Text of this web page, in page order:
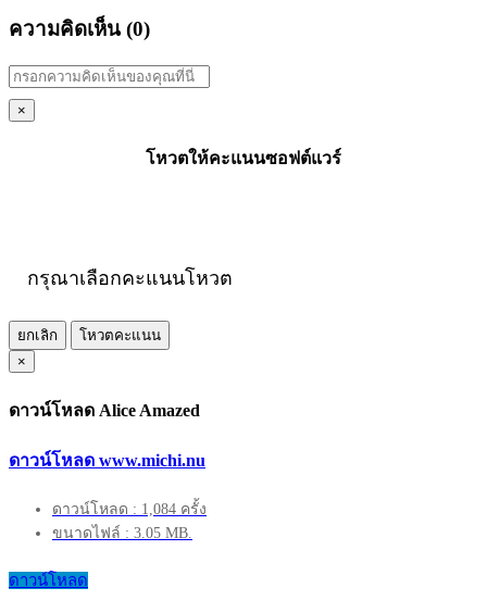
ความคิดเห็น (0)
×
โหวตให้คะแนนซอฟต์แวร์
กรุณาเลือกคะแนนโหวต
ยกเลิก
โหวตคะแนน
×
ดาวน์โหลด Alice Amazed
ดาวน์โหลด www.michi.nu
ดาวน์โหลด : 1,084 ครั้ง
ขนาดไฟล์ : 3.05 MB.
ดาวน์โหลด